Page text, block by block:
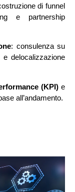
di funnel
e partnership
: consulenza su
delocalizzazione
(KPI) e
all’andamento.